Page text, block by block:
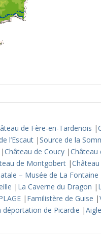
de Fère-en-Tardenois |
l’Escaut |Source de la
|Château de Coucy |Château
de Montgobert |Château
– Musée de La Fontaine
| La Caverne du Dragon |
| Familistère de Guise |
déportation de Picardie |